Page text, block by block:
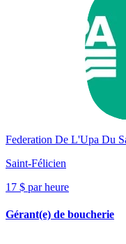
Federation De L'Upa Du
Saint-Félicien
17 $ par heure
Gérant(e) de boucherie